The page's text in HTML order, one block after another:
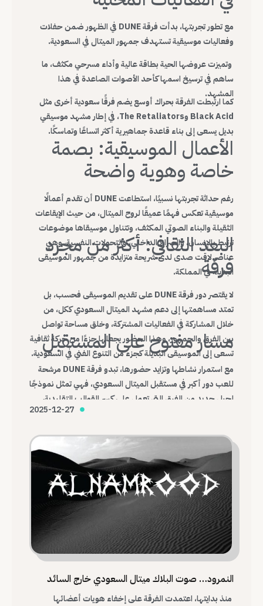
مع تطور تجربتها، بدأت فرقة DUNE في الظهور ضمن حفلات
وفعاليات موسيقية تستهدف جمهور الميتال في السعودية.
وتميزت عروضها الحية بطاقة عالية وأداء مسرحي مكثف، ما
ساهم في ترسيخ اسمها كأحد الأصوات الصاعدة في هذا
المشهد.
كما ارتبطت الفرقة بحراك أوسع يضم فرقًا سعودية أخرى مثل
Black Acid وThe Retaliators، في إطار مشهد موسيقي
بديل يسعى إلى بناء قاعدة جماهيرية أكثر اتساعًا وتماسكًا.
الأعمال الموسيقية: بصمة
خاصة وهوية واضحة
رغم حداثة تجربتها نسبيًا، استطاعت DUNE أن تقدم أعمالًا
موسيقية تعكس فهمًا عميقًا لروح الميتال، من حيث الإيقاعات
الثقيلة والبناء الصوتي المكثف، وتتناول موسيقاها موضوعات
ترتبط بالإنسان، والصراع الداخلي، والتحولات النفسية، وهي
عناصر لاقت صدى لدى شريحة متزايدة من جمهور الموسيقى
البديلة في المملكة.
البعد الثقافي: أكثر من مجرد
فرقة
لا يقتصر دور فرقة DUNE على تقديم الموسيقى فحسب، بل
تمتد مساهمتها إلى دعم مشهد الميتال السعودي ككل، من
خلال المشاركة في الفعاليات المشتركة، وخلق مساحة تواصل
بين الفرق والجمهور، وهذا الحضور يجعلها جزءًا من حركة ثقافية
تسعى إلى الموسيقى البديلة كجزء من التنوع الفني في السعودية.
مسار مفتوح على المستقبل
مع استمرار نشاطها وتزايد حضورها، تبدو فرقة DUNE مرشحة
للعب دور أكبر في مستقبل الميتال السعودي، فهي تمثل نموذجًا
لجيل جديد من الفرق التي تعمل على كسر القوالب التقليدية،
وبناء هوية موسيقية محلية قادرة على التواصل مع العالم.
2025-12-27
النمرود… صوت البلاك ميتال السعودي خارج السائد
منذ بدايتها، اعتمدت الفرقة على إخفاء هويات أعضائها